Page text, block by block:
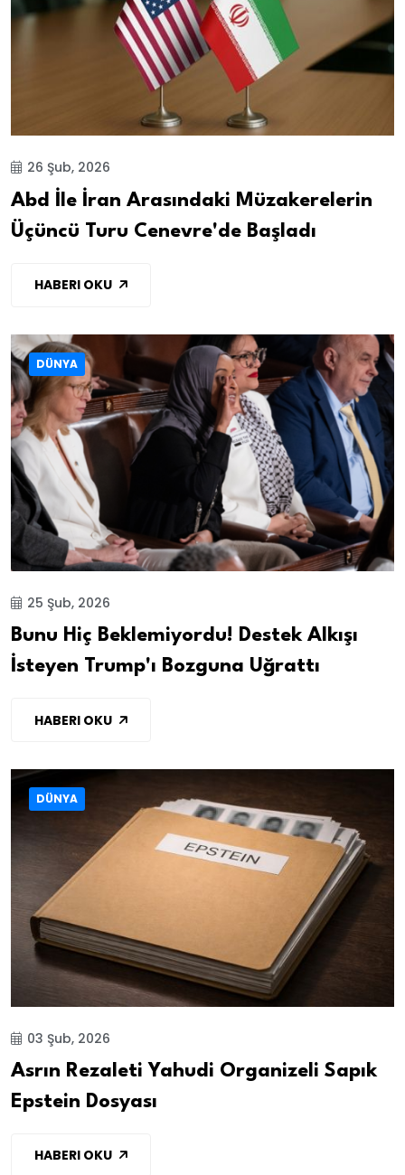
26 Şub, 2026
Abd İle İran Arasındaki Müzakerelerin
Üçüncü Turu Cenevre'de Başladı
HABERI OKU
DÜNYA
25 Şub, 2026
Bunu Hiç Beklemiyordu! Destek Alkışı
İsteyen Trump'ı Bozguna Uğrattı
HABERI OKU
DÜNYA
03 Şub, 2026
Asrın Rezaleti Yahudi Organizeli Sapık
Epstein Dosyası
HABERI OKU